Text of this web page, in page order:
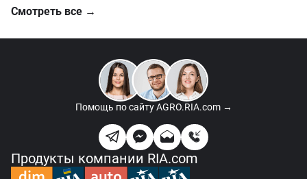
Смотреть все →
Помощь по сайтуAGRO.RIA.com →
Продукты компании RIA.com